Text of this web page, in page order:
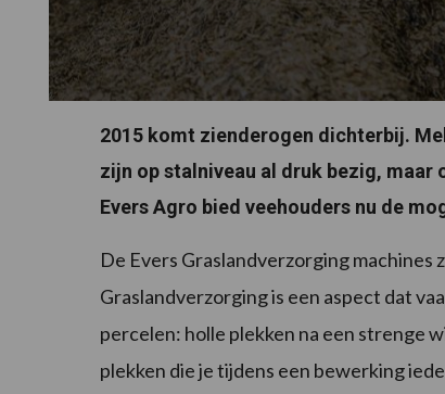
2015 komt zienderogen dichterbij.
zijn op stalniveau al druk bezig, maar
Evers Agro bied veehouders nu de
De Evers Graslandverzorging
Graslandverzorging is een aspect dat
percelen: holle plekken na een strenge
plekken die je tijdens een bewerking